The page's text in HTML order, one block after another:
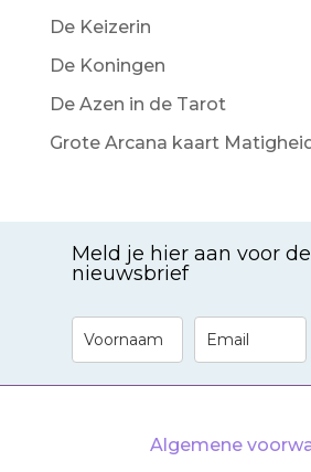
De Keizerin
De Koningen
De Azen in de Tarot
Grote Arcana kaart
Meld je hier aan voor de
nieuwsbrief
Algemene